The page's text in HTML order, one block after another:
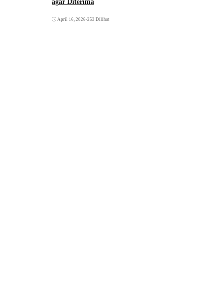
agar Diterima
April 16, 2026•253 Dilihat